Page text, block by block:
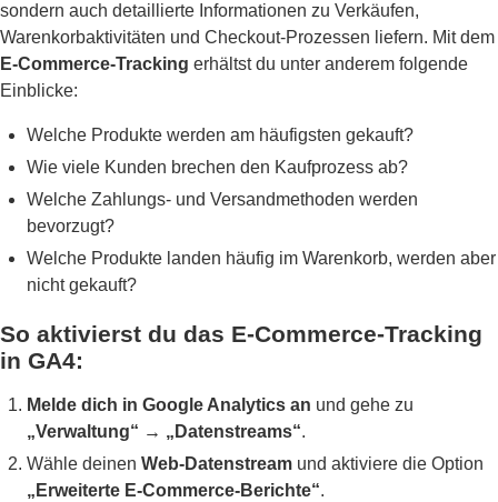
sondern auch detaillierte Informationen zu Verkäufen,
Warenkorbaktivitäten und Checkout-Prozessen liefern. Mit dem
E-Commerce-Tracking erhältst du unter anderem folgende
Einblicke:
Welche Produkte werden am häufigsten gekauft?
Wie viele Kunden brechen den Kaufprozess ab?
Welche Zahlungs- und Versandmethoden werden
bevorzugt?
Welche Produkte landen häufig im Warenkorb, werden aber
nicht gekauft?
So aktivierst du das E-Commerce-Tracking
in GA4:
Melde dich in Google Analytics an und gehe zu
„Verwaltung“ → „Datenstreams“.
Wähle deinen Web-Datenstream und aktiviere die Option
„Erweiterte E-Commerce-Berichte“.